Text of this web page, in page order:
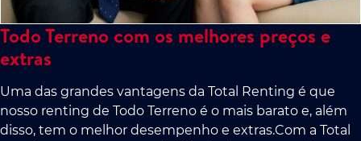
Todo Terreno com os melhores preços e
extras
Uma das grandes vantagens da Total Renting é que
nosso renting de Todo Terreno é o mais barato e, além
disso, tem o melhor desempenho e extras.Com a Total